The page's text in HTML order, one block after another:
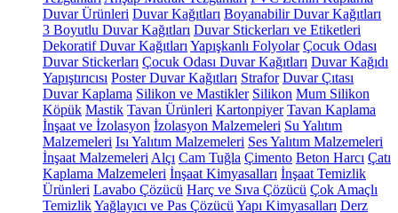
Duvar Ürünleri Duvar Kağıtları Boyanabilir Duvar Kağıtları
3 Boyutlu Duvar Kağıtları Duvar Stickerları ve Etiketleri
Dekoratif Duvar Kağıtları Yapışkanlı Folyolar Çocuk Odası
Duvar Stickerları Çocuk Odası Duvar Kağıtları Duvar Kağıdı
Yapıştırıcısı Poster Duvar Kağıtları Strafor Duvar Çıtası
Duvar Kaplama Silikon ve Mastikler Silikon Mum Silikon
Köpük Mastik Tavan Ürünleri Kartonpiyer Tavan Kaplama
İnşaat ve İzolasyon İzolasyon Malzemeleri Su Yalıtım
Malzemeleri Isı Yalıtım Malzemeleri Ses Yalıtım Malzemeleri
İnşaat Malzemeleri Alçı Cam Tuğla Çimento Beton Harcı Çatı
Kaplama Malzemeleri İnşaat Kimyasalları İnşaat Temizlik
Ürünleri Lavabo Çözücü Harç ve Sıva Çözücü Çok Amaçlı
TemizlikYağlayıcı ve Pas Çözücü Yapı Kimyasalları Derz